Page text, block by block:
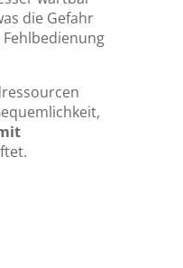
die Gefahr